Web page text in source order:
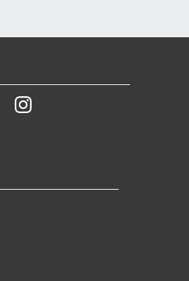
YoutubeInstagram